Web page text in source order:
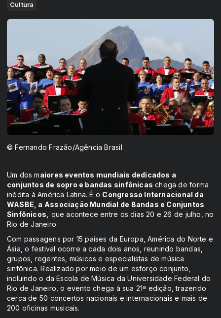
Cultura
© Fernando Frazão/Agência Brasil
Um dos maiores eventos mundiais dedicados a
conjuntos de sopro e bandas sinfônicas chega de forma
inédita à América Latina. É o Congresso Internacional da
WASBE, a Associação Mundial de Bandas e Conjuntos
Sinfônicos,
que acontece entre os dias 20 e 26 de julho, no
Rio de Janeiro.
Com passagens por 15 países da Europa, América do Norte e
Ásia, o festival ocorre a cada dois anos, reunindo bandas,
grupos, regentes, músicos e especialistas de música
sinfônica. Realizado por meio de um esforço conjunto,
incluindo o da Escola de Música da Universidade Federal do
Rio de Janeiro, o evento chega à sua 21ª edição, trazendo
cerca de 50 concertos nacionais e internacionais e mais de
200 oficinas musicais.